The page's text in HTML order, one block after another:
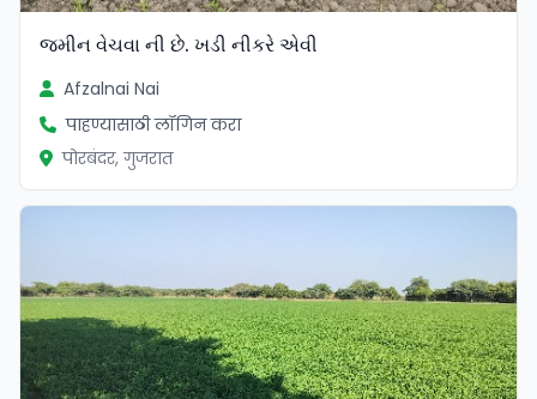
જમીન વેચવા ની છે. ખડી નીકરે એવી
Afzalnai Nai
पाहण्यासाठी लॉगिन करा
पोरबंदर, गुजरात